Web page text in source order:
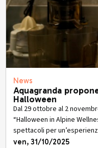
News
Aquagranda
Halloween
Dal 29 ottobre al 2
“Halloween in Alpine
spettacoli per
ven, 31/10/2025